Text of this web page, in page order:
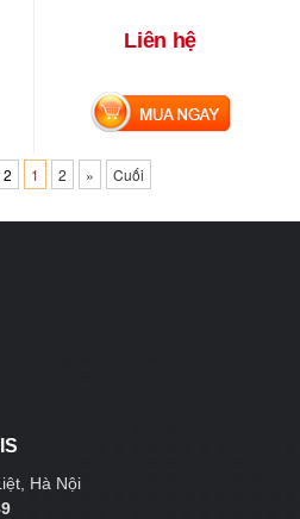
Liên hệ
MUA NGAY
1 2 » Cuối
Hà Nội